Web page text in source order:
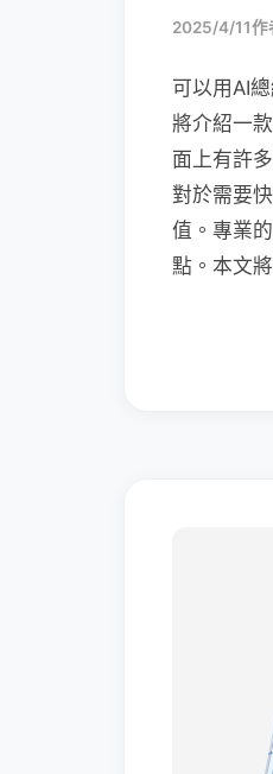
2025/4/11作
可以用AI
將介紹一
面上有許
對於需要
值。專業
點。本文